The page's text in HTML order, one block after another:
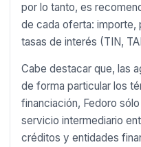
por lo tanto, es
de cada oferta: importe,
tasas de interés (TIN,
Cabe destacar que, las
de forma particular los
financiación, Fedoro
servicio intermediario
créditos y entidades